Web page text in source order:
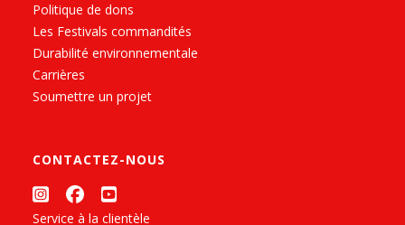
Politique de dons
Les Festivals commandités
Durabilité environnementale
Carrières
Soumettre un projet
CONTACTEZ-NOUS
Service à la clientèle